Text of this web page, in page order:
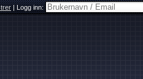
|Logg inn: